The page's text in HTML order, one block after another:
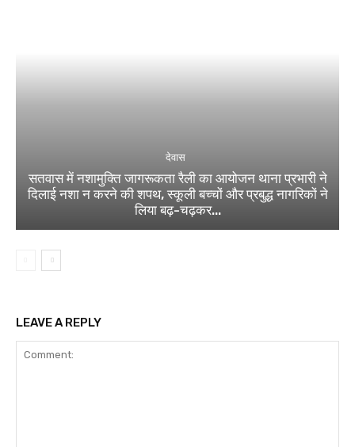
देवास
सतवास में नशामुक्ति जागरूकता रैली का आयोजन थाना प्रभारी ने
दिलाई नशा न करने की शपथ, स्कूली बच्चों और प्रबुद्ध नागरिकों ने
लिया बढ़-चढ़कर...
LEAVE A REPLY